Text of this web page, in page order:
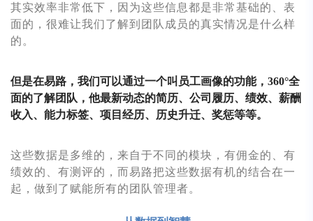
其实效率非常低下，因为这些信息都是非常基础的、表
面的，很难让我们了解到团队成员的真实情况是什么样
的。
但是在易路，我们可以通过一个叫员工画像的功能， 360°全
面的了解团队，他最新动态的简历、公司履历、绩效、薪酬
收入、能力标签、项目经历、历史升迁、奖惩等等。
这些数据是多维的，来自于不同的模块，有佣金的、有
绩效的、有测评的，而易路把这些数据有机的结合在一
起，做到了赋能所有的团队管理者。